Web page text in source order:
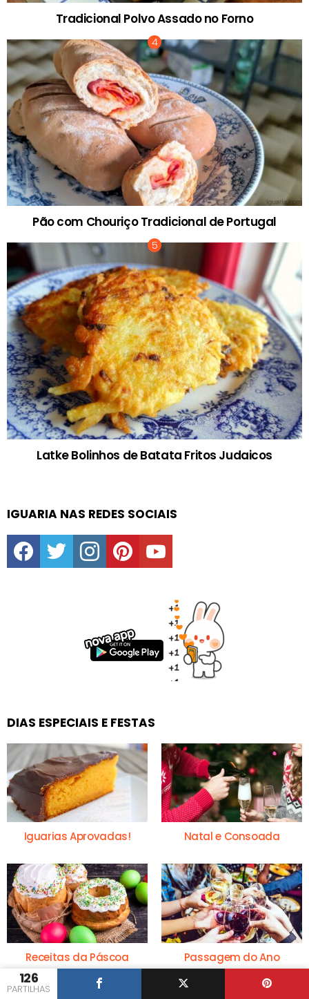
126
PARTILHAS
Tradicional Polvo Assado no Forno
Pão com Chouriço Tradicional de Portugal
Latke Bolinhos de Batata Fritos Judaicos
IGUARIA NAS REDES SOCIAIS
facebooktwitter instagrampinterestyoutube
DIAS ESPECIAIS E FESTAS
Iguarias Aprovadas! Natal e Consoada
Receitas da Páscoa Passagem do Ano